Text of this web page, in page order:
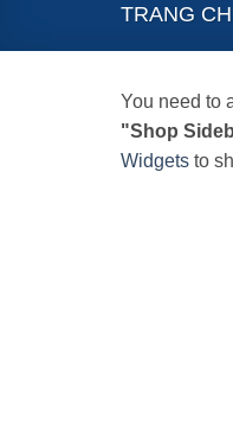
TRANG
You need to
"Shop
Widgets to